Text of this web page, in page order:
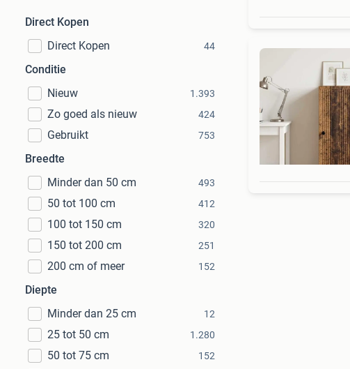
Direct Kopen
Direct Kopen
44
Conditie
Nieuw
1.393
Zo goed als nieuw 424
Gebruikt 753
Breedte
Minder dan 50 cm
493
50 tot 100 cm 412
100 tot 150 cm 320
150 tot 200 cm 251
200 cm of meer 152
Diepte
Minder dan 25 cm
12
25 tot 50 cm 1.280
50 tot 75 cm 152